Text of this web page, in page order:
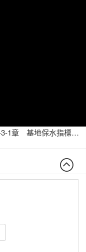
綠色建築與智慧生態社區－孫振義 第2-3-1章 基地保水指標評估要項與使用情形說明(一)